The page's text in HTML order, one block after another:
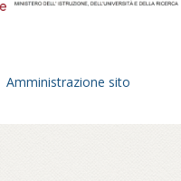
Amministrazione sito